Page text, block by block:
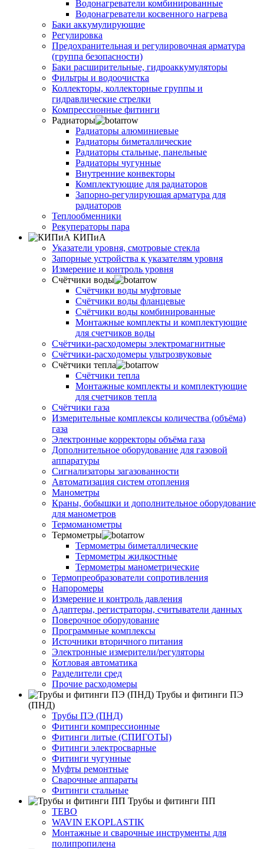
Водонагреватели комбинированные
Водонагреватели косвенного нагрева
Баки аккумулирующие
Регулировка
Предохранительная и регулировочная арматура
(группа безопасности)
Баки расширительные, гидроаккумуляторы
Фильтры и водоочистка
Коллекторы, коллекторные группы и
гидравлические стрелки
Компрессионные фитинги
Радиаторы
Радиаторы алюминиевые
Радиаторы биметаллические
Радиаторы стальные, панельные
Радиаторы чугунные
Внутренние конвекторы
Комплектующие для радиаторов
Запорно-регулирующая арматура для
радиаторов
Теплообменники
Рекуператоры пара
КИПиА
Указатели уровня, смотровые стекла
Запорные устройства к указателям уровня
Измерение и контроль уровня
Счётчики воды
Счётчики воды муфтовые
Счётчики воды фланцевые
Счётчики воды комбинированные
Монтажные комплекты и комплектующие
для счетчиков воды
Счётчики-расходомеры электромагнитные
Счётчики-расходомеры ультрозвуковые
Счётчики тепла
Счётчики тепла
Монтажные комплекты и комплектующие
для счетчиков тепла
Счётчики газа
Измерительные комплексы количества (объёма)
газа
Электронные корректоры объёма газа
Дополнительное оборудование для газовой
аппаратуры
Сигнализаторы загазованности
Автоматизация систем отопления
Манометры
Краны, бобышки и дополнительное оборудование
для манометров
Термоманометры
Термометры
Термометры биметаллические
Термометры жидкостные
Термометры манометрические
Термопреобразователи сопротивления
Напоромеры
Измерение и контроль давления
Адаптеры, регистраторы, считыватели данных
Поверочное оборудование
Программные комплексы
Источники вторичного питания
Электронные измерители/регуляторы
Котловая автоматика
Разделители сред
Прочие расходомеры
Трубы и фитинги ПЭ
(ПНД)
Трубы ПЭ (ПНД)
Фитинги компрессионные
Фитинги литые (СПИГОТЫ)
Фитинги электросварные
Фитинги чугунные
Муфты ремонтные
Сварочные аппараты
Фитинги стальные
Трубы и фитинги ПП
TEBO
WAVIN EKOPLASTIK
Монтажные и сварочные инструменты для
полипропилена